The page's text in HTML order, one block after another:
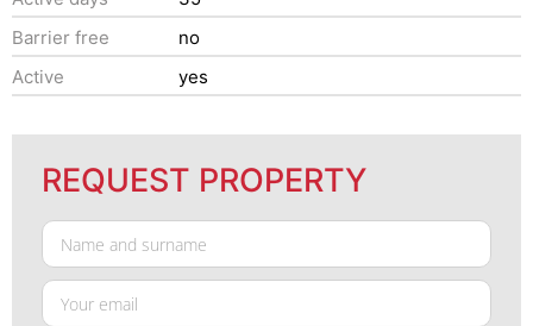
Barrier free
no
Active
yes
REQUEST PROPERTY